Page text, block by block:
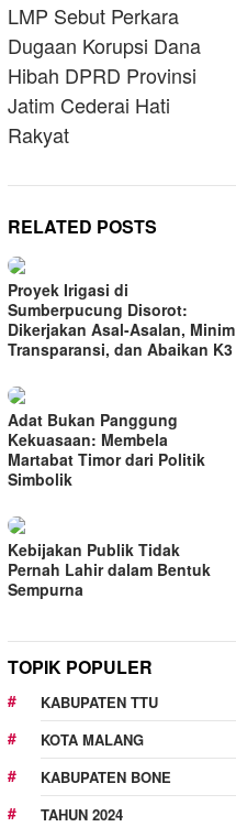
navigation
LMP Sebut Perkara
Dugaan Korupsi Dana
Hibah DPRD Provinsi
Jatim Cederai Hati
Rakyat
RELATED POSTS
Proyek Irigasi di
Sumberpucung Disorot:
Dikerjakan Asal-Asalan, Minim
Transparansi, dan Abaikan K3
Adat Bukan Panggung
Kekuasaan: Membela
Martabat Timor dari Politik
Simbolik
Kebijakan Publik Tidak
Pernah Lahir dalam Bentuk
Sempurna
TOPIK POPULER
KABUPATEN TTU
KOTA MALANG
KABUPATEN BONE
TAHUN 2024